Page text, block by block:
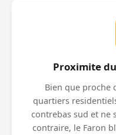
Proximite
Bien que proche
quartiers
contrebas sud et ne
contraire, le Faron